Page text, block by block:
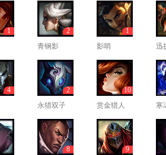
1
青钢影
2
影哨
1
迅
4
永猎双子
2
赏金猎人
10
寒
8
9